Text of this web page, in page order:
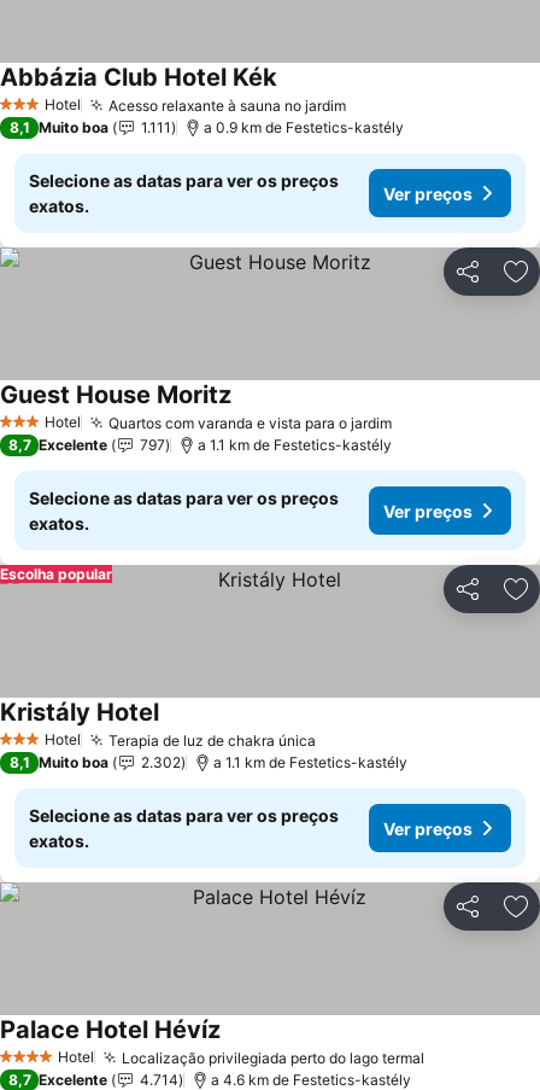
3 EstrelasHotel Acesso relaxante à sauna no jardim
Abbázia Club Hotel Kék
8,1 Muito boa 1.111 a 0.9 km de Festetics-kastély
Selecione as datas para ver os preços
exatos.
Ver preços
Partilhar
3 EstrelasHotel Quartos com varanda e vista para o jardim
Guest House Moritz
8,7 Excelente 797 a 1.1 km de Festetics-kastély
Selecione as datas para ver os preços
exatos.
Ver preços
Partilhar
Escolha popular
3 EstrelasHotel Terapia de luz de chakra única
Kristály Hotel
8,1 Muito boa 2.302 a 1.1 km de Festetics-kastély
Selecione as datas para ver os preços
exatos.
Ver preços
Partilhar
4 EstrelasHotel Localização privilegiada perto do lago termal
Palace Hotel Hévíz
8,7 Excelente 4.714 a 4.6 km de Festetics-kastély